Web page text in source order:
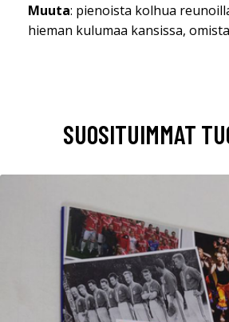
Muuta: pienoista kolhua
hieman kulumaa kansissa,
SUOSITUIMMAT